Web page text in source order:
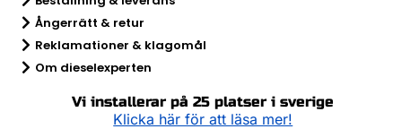
Ångerrätt & retur​
Reklamationer & klagomål
Om dieselexperten
Vi installerar på 25 platser i sverige
Klicka här för att läsa mer!